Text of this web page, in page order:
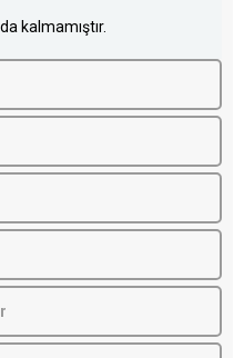
kalmamıştır.